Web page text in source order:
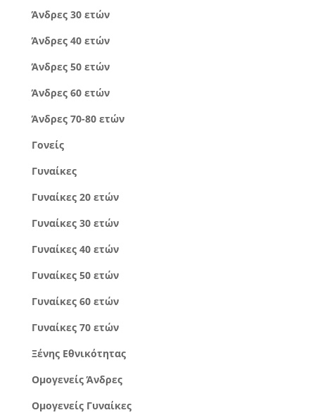
Άνδρες 30 ετών
Άνδρες 40 ετών
Άνδρες 50 ετών
Άνδρες 60 ετών
Άνδρες 70-80 ετών
Γονείς
Γυναίκες
Γυναίκες 20 ετών
Γυναίκες 30 ετών
Γυναίκες 40 ετών
Γυναίκες 50 ετών
Γυναίκες 60 ετών
Γυναίκες 70 ετών
Ξένης Εθνικότητας
Ομογενείς Άνδρες
Ομογενείς Γυναίκες